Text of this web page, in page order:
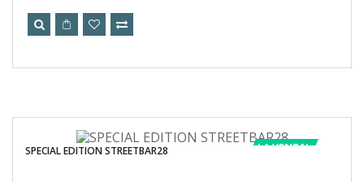
LA VENTA!
SPECIAL EDITION STREETBAR28